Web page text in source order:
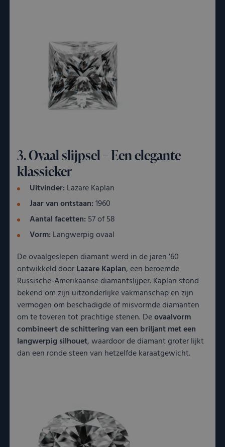
3. Ovaal slijpsel – Een elegante
klassieker
Uitvinder: Lazare Kaplan
Jaar van ontstaan:1960
Aantal facetten: 57 of 58
Vorm: Langwerpig ovaal
De ovaalgeslepen diamant werd in de jaren ’60
ontwikkeld doorLazare Kaplan, een beroemde
Russische-Amerikaanse diamantslijper. Kaplan stond
bekend om zijn uitzonderlijke vakmanschap en zijn
vermogen om beschadigde of misvormde diamanten
om te toveren tot prachtige stenen. Deovaalvorm
combineert de schittering van een briljant met een
langwerpig silhouet, waardoor de diamant groter lijkt
dan een ronde steen van hetzelfde karaatgewicht.